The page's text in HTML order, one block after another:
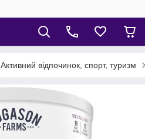
Активний відпочинок, спорт, туризм